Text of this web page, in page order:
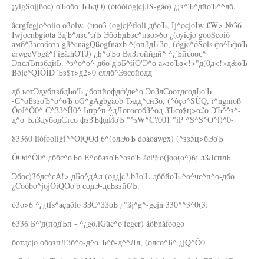
¡yigSojjßoc) оЪобо ЪЪдО) (ótóóíógjcj.iS-gáo) ¿¡з^Ъ^дйоЪ^^лб.
âcrgfegjo^oiio o3olw, (чоо3 (ogjcj^floli дбоЪ, Ij^ocjoIw £W> №36
Iwjocnbgiota ЗдЪ^лзс^лЪ ЭбоБдБзс^пзо>6о ¿(oyicjo gooScoió
амб^Ззсобозз gß^cnägQßogfnaxb ^(опЗдЬ'Зо, (ógjc^óSols фз^ЬфоЪ
crwgcVbgà^f'igà.hOTJ) ¿Б^оЪо ВлЗгоййдй^ ^¿Ъйсоос^
ЭпслЪпзбдйЬ. ^з^о^о^-дбо д'зБ^йО'Э^о а»зоЪз<!>"д(0д<!>д&оЪ
Bójc^QÍÓÍD Ъз$т>д2>0 сллб^Эзсойодд
дб.ьотЭдубпзбдЬо'Ь ¿бопйофдф'де^о ЭоЗлСоотдсодЬо'Ь
-С^оБззоЪ^о^оЪ oG^gÄgbgäob Тядд^снЗо, (^ôço^SÙQ, i^ngnioß
ÔoJ^Ô0^ С^ЗЗ^Й0^ Ьпр^п ^дЛогособЗ^од ЗЪсо$ц>о£о ЭЪ^^з^-
д^о ЪлЗдубодСтсо фзЗЪфдЙоЪ "^sW^C?001 "íP ^S^S^Ô^l)^0-
83360 liófooligf^^OiQOd 6^(олЭоЪ doáoawgx) (^зз5ц>бЭоЪ
ÔOd^Ô0^ ¿ббс^оЪо Е^обазоЪ^озоЪ áci%o(joo(o^)6; лЗЛсплБ
Эбос)3бдс^сА!> дБо^дАл (og¿|c?.b3o'L дббйоЪ ^о^чс^п^о-дбо
¿Coóbo^jojOiQOo'b содЭ-дсЬззйб'Ь.
ó3o>6 ^¿¿tfs^açnôfo ЗЗС^ЗЗоЬ ¿"ßj^g^-gcjn 330^^3^0(3:
6336 Б^'д(подЪп - ^¿gô.iGùc^o'fegcr) âôbnàfoogo
ботдcjo обозпЛЗб^о-д^о Ъ^б-д^^Лл, (олсо^Б^ ¿jQ^Ô0